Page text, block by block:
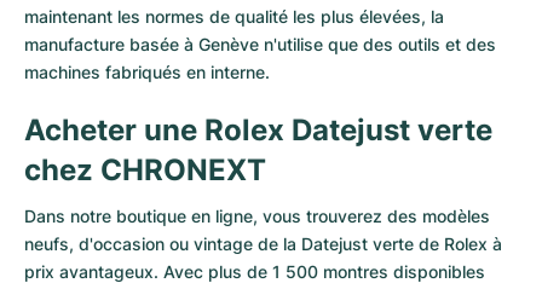
maintenant les normes de qualité les plus élevées, la
manufacture basée à Genève n'utilise que des outils et des
machines fabriqués en interne.
Acheter une Rolex Datejust verte
chez CHRONEXT
Dans notre boutique en ligne, vous trouverez des modèles
neufs, d'occasion ou vintage de la Datejust verte de Rolex à
prix avantageux. Avec plus de 1 500 montres disponibles